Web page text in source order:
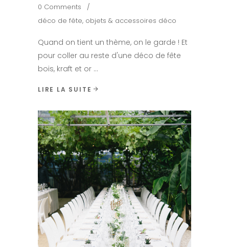
0 Comments
déco de fête, objets & accessoires déco
Quand on tient un thème, on le garde ! Et
pour coller au reste d'une déco de fête
bois, kraft et or
LIRE LA SUITE